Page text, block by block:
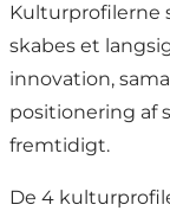
Kulturprofilerne
skabes et
innovation,
positionering af
fremtidigt.
De 4